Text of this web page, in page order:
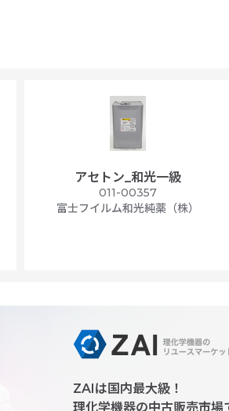
アセトン_和光一級
011-00357
富士フイルム和光純薬（株）
ZAIは国内最大級！
理化学機器の中古販売市場